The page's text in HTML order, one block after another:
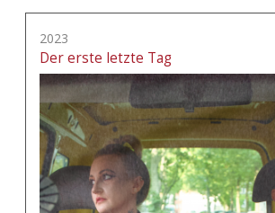
2023
Der erste letzte Tag